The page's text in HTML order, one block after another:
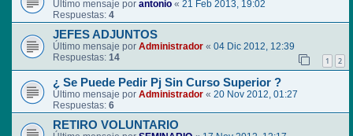
Último mensaje por antonio « 21 Feb 2013, 19:02
Respuestas: 4
JEFES ADJUNTOS
Último mensaje por Administrador « 04 Dic 2012, 12:39
Respuestas: 14 1 2
¿ Se Puede Pedir Pj Sin Curso Superior ?
Último mensaje por Administrador « 20 Nov 2012, 01:27
Respuestas: 6
RETIRO VOLUNTARIO